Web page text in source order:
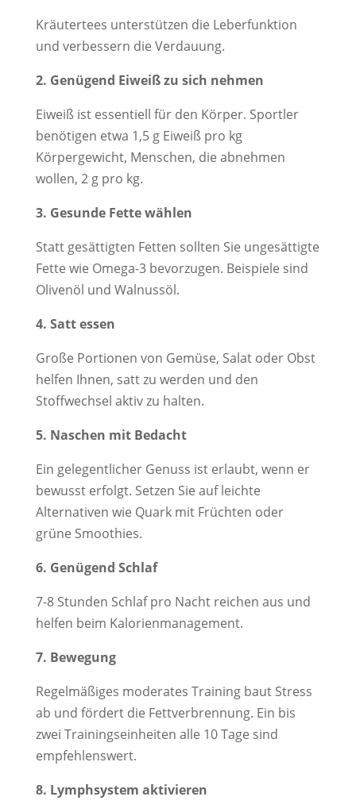
Kräutertees unterstützen die Leberfunktion
und verbessern die Verdauung.
2. Genügend Eiweiß zu sich nehmen
Eiweiß ist essentiell für den Körper. Sportler
benötigen etwa 1,5 g Eiweiß pro kg
Körpergewicht, Menschen, die abnehmen
wollen, 2 g pro kg.
3. Gesunde Fette wählen
Statt gesättigten Fetten sollten Sie ungesättigte
Fette wie Omega-3 bevorzugen. Beispiele sind
Olivenöl und Walnussöl.
4. Satt essen
Große Portionen von Gemüse, Salat oder Obst
helfen Ihnen, satt zu werden und den
Stoffwechsel aktiv zu halten.
5. Naschen mit Bedacht
Ein gelegentlicher Genuss ist erlaubt, wenn er
bewusst erfolgt. Setzen Sie auf leichte
Alternativen wie Quark mit Früchten oder
grüne Smoothies.
6. Genügend Schlaf
7-8 Stunden Schlaf pro Nacht reichen aus und
helfen beim Kalorienmanagement.
7. Bewegung
Regelmäßiges moderates Training baut Stress
ab und fördert die Fettverbrennung. Ein bis
zwei Trainingseinheiten alle 10 Tage sind
empfehlenswert.
8. Lymphsystem aktivieren